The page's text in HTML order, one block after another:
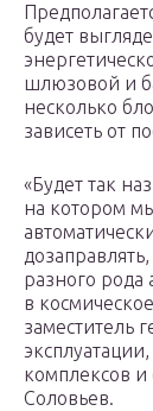
будет
шлюзовой и
несколько
зависеть от
«Будет так
на котором
разного рода
в
заместитель
комплексов
Соловьев.